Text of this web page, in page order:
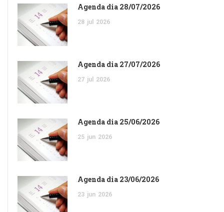
Agenda dia 28/07/2026
28 jul 2026
Agenda dia 27/07/2026
27 jul 2026
Agenda dia 25/06/2026
25 jun 2026
Agenda dia 23/06/2026
23 jun 2026